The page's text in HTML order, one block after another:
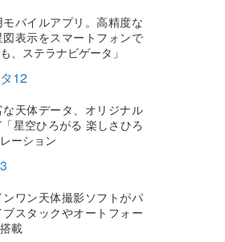
バイルアプリ。高精度な
表示をスマートフォンで
、ステラナビゲータ」
12
天体データ、オリジナル
星空ひろがる 楽しさひろ
ーション
ワン天体撮影ソフトがパ
スタックやオートフォー
載